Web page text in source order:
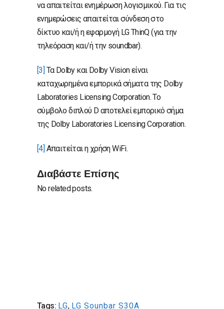
να απαιτείται ενημέρωση λογισμικού. Για τις
ενημερώσεις απαιτείται σύνδεση στο
δίκτυο και/ή η εφαρμογή LG ThinQ (για την
τηλεόραση και/ή την soundbar).
[3] Τα Dolby και Dolby Vision είναι
καταχωρημένα εμπορικά σήματα της Dolby
Laboratories Licensing Corporation. Το
σύμβολο διπλού D αποτελεί εμπορικό σήμα
της Dolby Laboratories Licensing Corporation.
[4] Απαιτείται η χρήση WiFi.
Διαβάστε Επίσης
No related posts.
Tags: LG, LG Sounbar S30A